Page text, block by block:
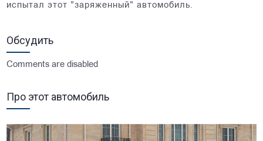
испытал этот "заряженный" автомобиль.
Обсудить
Comments are disabled
Про этот автомобиль